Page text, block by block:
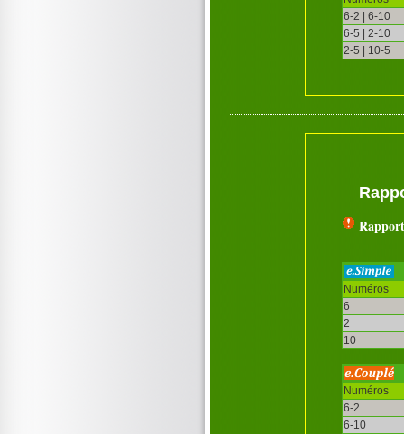
6-2 | 6-10
6-5 | 2-10
2-5 | 10-5
Numéros
6
2
10
Numéros
6-2
6-10